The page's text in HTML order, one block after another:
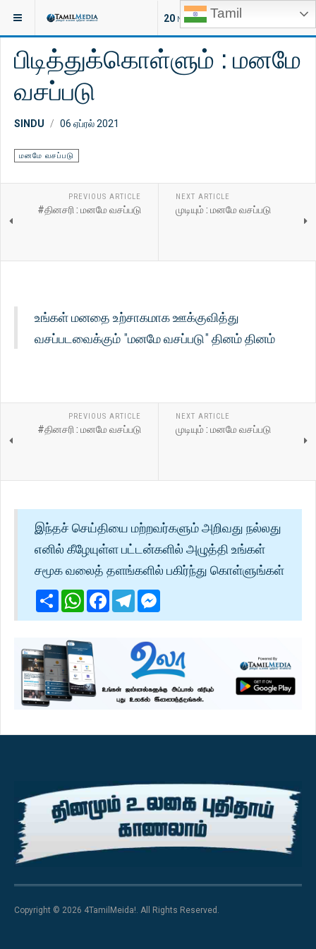
Tamil
20 NEW ARTICLES
இருக்குமிடம்: ஆன்மீகம் மனமே வசப்படு
பிடித்துக்கொள்ளும் : மனமே
வசப்படு
SINDU 06 ஏப்ரல் 2021
மனமே வசப்படு
PREVIOUS ARTICLE
#தினசரி : மனமே வசப்படு
NEXT ARTICLE
முடியும் : மனமே வசப்படு
உங்கள் மனதை உற்சாகமாக ஊக்குவித்து
வசப்படவைக்கும் "மனமே வசப்படு" தினம் தினம்
PREVIOUS ARTICLE
#தினசரி : மனமே வசப்படு
NEXT ARTICLE
முடியும் : மனமே வசப்படு
இந்தச் செய்தியை மற்றவர்களும் அறிவது நல்லது
எனில் கீழேயுள்ள பட்டன்களில் அழுத்தி உங்கள்
சமூக வலைத் தளங்களில் பகிர்ந்து கொள்ளுங்கள்
ShareWhatsApp
Facebook
Telegram
Copyright © 2026 4TamilMeida!. All Rights Reserved.